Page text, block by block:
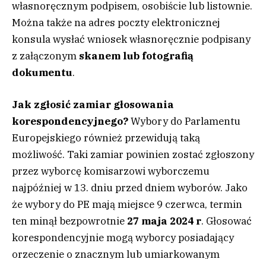
własnoręcznym podpisem, osobiście lub listownie.
Można także na adres poczty elektronicznej
konsula wysłać wniosek własnoręcznie podpisany
z załączonym skanem lub fotografią
dokumentu.
Jak zgłosić zamiar głosowania
korespondencyjnego?Wybory do Parlamentu
Europejskiego również przewidują taką
możliwość. Taki zamiar powinien zostać zgłoszony
przez wyborcę komisarzowi wyborczemu
najpóźniej w 13. dniu przed dniem wyborów. Jako
że wybory do PE mają miejsce 9 czerwca, termin
ten minął bezpowrotnie 27 maja 2024 r. Głosować
korespondencyjnie mogą wyborcy posiadający
orzeczenie o znacznym lub umiarkowanym